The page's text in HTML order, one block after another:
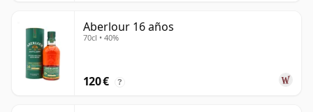
Aberlour 16 años
70cl • 40%
120 € ?